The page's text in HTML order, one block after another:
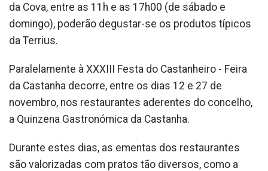
da Cova, entre as 11h e as 17h00 (de sábado e
domingo), poderão degustar-se os produtos típicos
da Terrius.
Paralelamente à XXXIII Festa do Castanheiro - Feira
da Castanha decorre, entre os dias 12 e 27 de
novembro, nos restaurantes aderentes do concelho,
a Quinzena Gastronómica da Castanha.
Durante estes dias, as ementas dos restaurantes
são valorizadas com pratos tão diversos, como a